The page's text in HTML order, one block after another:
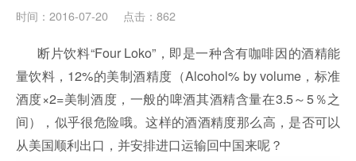
时间：2016-07-20 点击：862
断片饮料“Four Loko”，即是一种含有咖啡因的酒精能
量饮料，12%的美制酒精度（Alcohol% by volume，标准
酒度×2=美制酒度，一般的啤酒其酒精含量在3.5～5％之
间），似乎很危险哦。这样的酒酒精度那么高，是否可以
从美国顺利出口，并安排进口运输回中国来呢？